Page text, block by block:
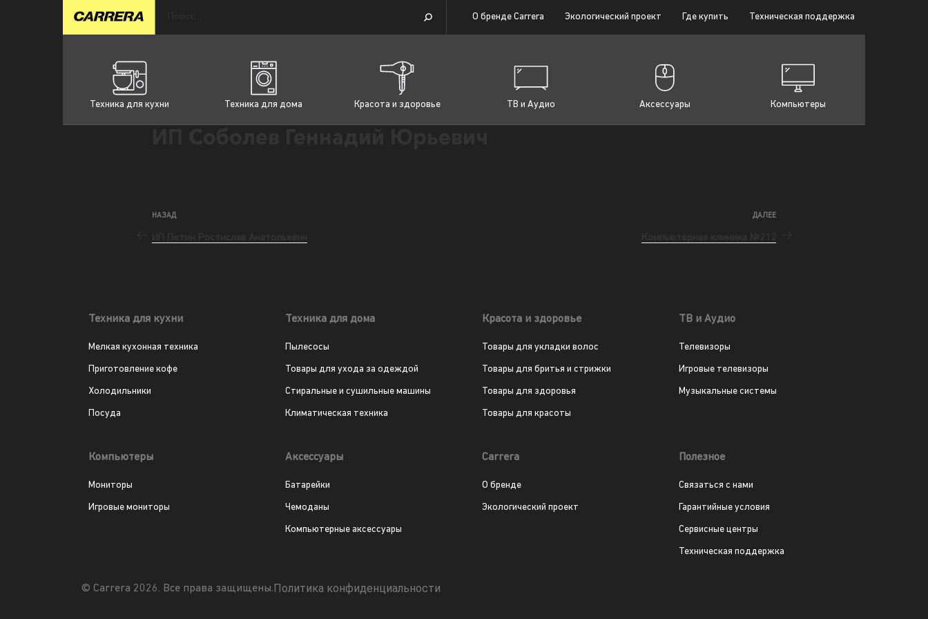
О бренде Carrera Экологический проект Где купить Техническая поддержка
Техника для кухни Техника для дома Красота и здоровье ТВ и Аудио Аксессуары Компьютеры
НАЗАД ДАЛЕЕ
Техника для кухни
Мелкая кухонная техника
Приготовление кофе
Холодильники
Посуда
Техника для дома
Пылесосы
Товары для ухода за одеждой
Стиральные и сушильные машины
Климатическая техника
Красота и здоровье
Товары для укладки волос
Товары для бритья и стрижки
Товары для здоровья
Товары для красоты
ТВ и Аудио
Телевизоры
Игровые телевизоры
Музыкальные системы
Компьютеры
Мониторы
Игровые мониторы
Аксессуары
Батарейки
Чемоданы
Компьютерные аксессуары
Carrera
О бренде
Экологический проект
Полезное
Связаться с нами
Гарантийные условия
Сервисные центры
Техническая поддержка
© Carrera 2026. Все права защищены.Политика конфиденциальности